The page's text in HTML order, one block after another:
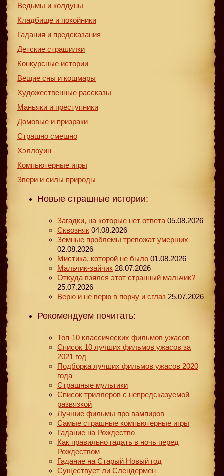
Ведьмы и колдуны
Кладбище и покойники
Гадания и предсказания
Детские страшилки
Конкурсные истории
Вещие сны и кошмары
Художественные рассказы
Маньяки и преступники
Домовые и призраки
Страшно смешно
Хэллоуин
Компьютерные игры
Звери и силы природы
Новые страшные истории:
Загадки, на которые нет ответа 05.08.2026
Сквозняк 04.08.2026
Земные проблемы тревожат умерших
02.08.2026
Мистика, которой не было 01.08.2026
Мальчик-зайчик 28.07.2026
Откуда взялся этот странный мальчик?
25.07.2026
Верю и не верю в порчу и сглаз 25.07.2026
Рекомендуем почитать:
Топ-10 классических фильмов ужасов
Список 10 лучших фильмов ужасов за
2021 год
Подборка лучших фильмов ужасов 2020
года
Страшные мультики
Список триллеров с непредсказуемой
развязкой
Лучшие фильмы про вампиров
Самые страшные компьютерные игры
Гадание на Рождество
Как правильно гадать в ночь перед
Рождеством
Гадание на Старый Новый год
Существует ли Слендермен